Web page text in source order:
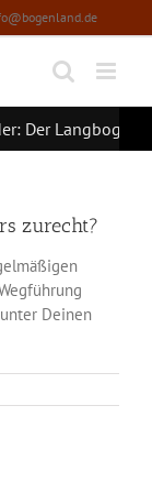
Der Langbogen
zurecht?
Deinen